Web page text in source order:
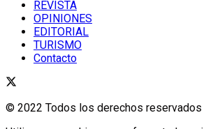
REVISTA
OPINIONES
EDITORIAL
TURISMO
Contacto
© 2022 Todos los derechos reservados